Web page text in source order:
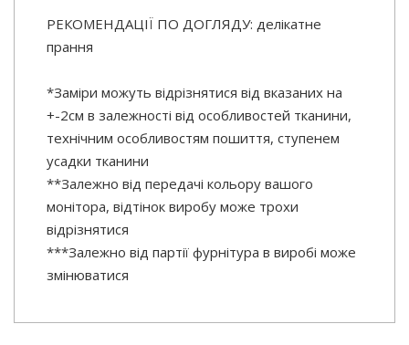
РЕКОМЕНДАЦІЇ ПО ДОГЛЯДУ: делікатне
прання
*Заміри можуть відрізнятися від вказаних на
+-2см в залежності від особливостей тканини,
технічним особливостям пошиття, ступенем
усадки тканини
**Залежно від передачі кольору вашого
монітора, відтінок виробу може трохи
відрізнятися
***Залежно від партії фурнітура в виробі може
змінюватися